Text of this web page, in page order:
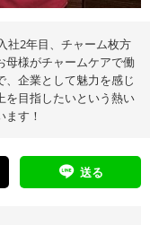
社2年目、チャーム枚方
母様がチャームケアで働
企業として魅力を感じ
を目指したいという熱い
す！
送る